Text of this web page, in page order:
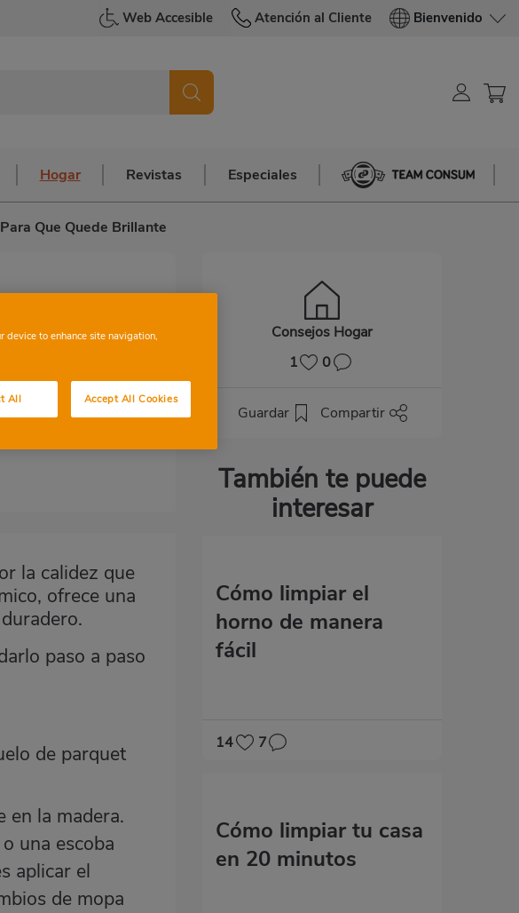
Web Accesible Atención al Cliente Bienvenido
Hogar Revistas Especiales Team Consum
Que Quede Brillante
Consejos Hogar
1
0
Guardar Compartir
También te puede
interesar
Cómo limpiar el
horno de manera
fácil
14 7
Cómo limpiar tu casa
en 20 minutos
y
y técnicas
la calidez que
ofrece una
paso a paso
de parquet
en la madera.
una escoba
aplicar el
de mopa
device to enhance site navigation,
All Accept All Cookies